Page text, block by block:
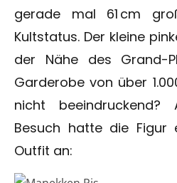
gerade mal 61 cm
Kultstatus. Der kleine
der Nähe des Grand-
Garderobe von über
nicht
Besuch hatte die Figur
Outfit an: